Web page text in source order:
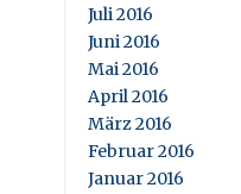
Juli 2016
Juni 2016
Mai 2016
April 2016
März 2016
Februar 2016
Januar 2016